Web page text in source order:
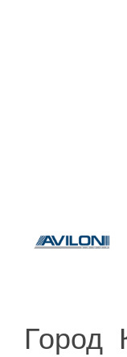
Город